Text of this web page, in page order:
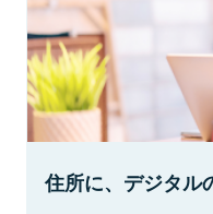
住所に、デジタル